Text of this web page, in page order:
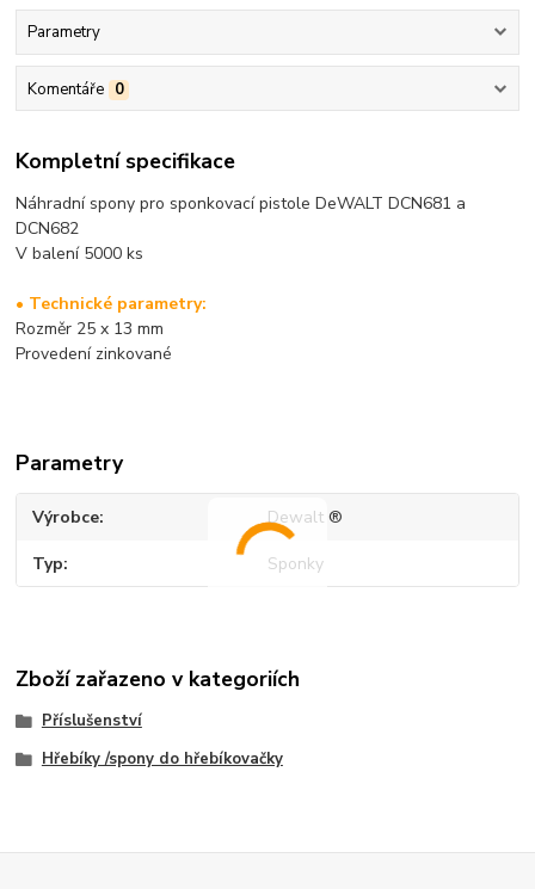
Parametry
Komentáře 0
Kompletní specifikace
Náhradní spony pro sponkovací pistole DeWALT DCN681 a
DCN682
V balení 5000 ks
• Technické parametry:
Rozměr 25 x 13 mm
Provedení zinkované
Parametry
Výrobce Dewalt ®
Typ Sponky
Zboží zařazeno v kategoriích
Příslušenství
Hřebíky /spony do hřebíkovačky